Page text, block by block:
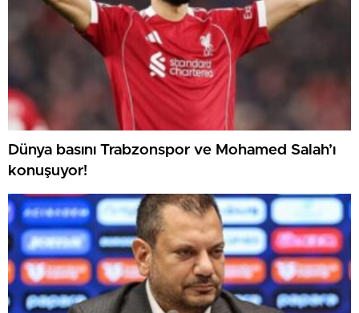
Dünya basını Trabzonspor ve Mohamed Salah’ı
konuşuyor!